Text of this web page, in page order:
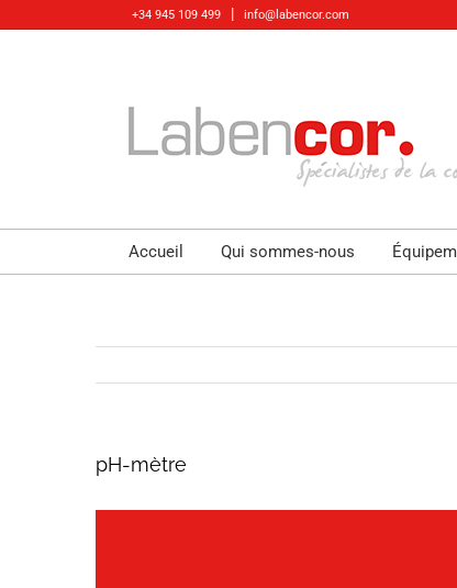
+34 945 109 499 | info@labencor.com
Accueil Qui sommes-nous
pH-mètre